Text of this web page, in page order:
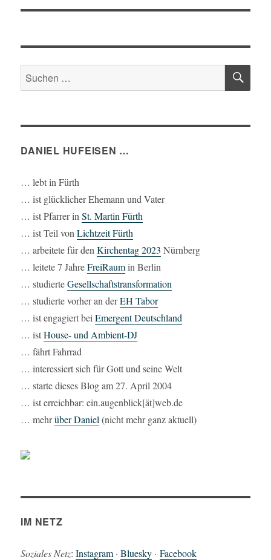
Suchen
nach:
DANIEL HUFEISEN …
… lebt in Fürth
… ist glücklicher Ehemann und Vater
… ist Pfarrer inSt. Martin Fürth
… ist Teil vonLichtzeit Fürth
… arbeitete für denKirchentag 2023 Nürnberg
… leitete 7 JahreFreiRaumin Berlin
… studierteGesellschaftstransformation
… studierte vorher an derEH Tabor
… ist engagiert beiEmergent Deutschland
… istHouse- und Ambient-DJ
… fährt Fahrrad
… interessiert sich für Gott und seine Welt
… starte dieses Blog am 27. April 2004
… ist erreichbar: ein.augenblick[ät]web.de
… mehrüber Daniel (nicht mehr ganz aktuell)
IM NETZ
Soziales Netz:Instagram ·Bluesky ·Facebook